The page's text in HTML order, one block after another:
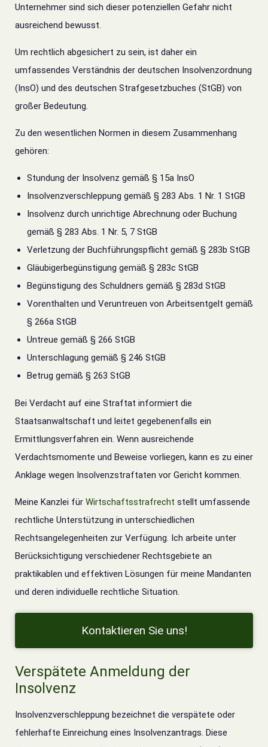
Unternehmer sind sich dieser potenziellen Gefahr nicht
ausreichend bewusst.
Um rechtlich abgesichert zu sein, ist daher ein
umfassendes Verständnis der deutschen Insolvenzordnung
(InsO) und des deutschen Strafgesetzbuches (StGB) von
großer Bedeutung.
Zu den wesentlichen Normen in diesem Zusammenhang
gehören:
Stundung der Insolvenz gemäß § 15a InsO
Insolvenzverschleppung gemäß § 283 Abs. 1 Nr. 1 StGB
Insolvenz durch unrichtige Abrechnung oder Buchung
gemäß § 283 Abs. 1 Nr. 5, 7 StGB
Verletzung der Buchführungspflicht gemäß § 283b StGB
Gläubigerbegünstigung gemäß § 283c StGB
Begünstigung des Schuldners gemäß § 283d StGB
Vorenthalten und Veruntreuen von Arbeitsentgelt gemäß
§ 266a StGB
Untreue gemäß § 266 StGB
Unterschlagung gemäß § 246 StGB
Betrug gemäß § 263 StGB
Bei Verdacht auf eine Straftat informiert die
Staatsanwaltschaft und leitet gegebenenfalls ein
Ermittlungsverfahren ein. Wenn ausreichende
Verdachtsmomente und Beweise vorliegen, kann es zu einer
Anklage wegen Insolvenzstraftaten vor Gericht kommen.
Meine Kanzlei für Wirtschaftsstrafrecht stellt umfassende
rechtliche Unterstützung in unterschiedlichen
Rechtsangelegenheiten zur Verfügung. Ich arbeite unter
Berücksichtigung verschiedener Rechtsgebiete an
praktikablen und effektiven Lösungen für meine Mandanten
und deren individuelle rechtliche Situation.
Kontaktieren Sie uns!
Verspätete Anmeldung der
Insolvenz
Insolvenzverschleppung bezeichnet die verspätete oder
fehlerhafte Einreichung eines Insolvenzantrags. Diese